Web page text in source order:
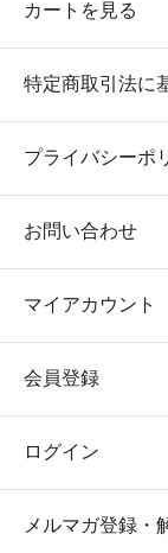
カートを見る
特定商取引法に
プライバシーポ
お問い合わせ
マイアカウント
会員登録
ログイン
メルマガ登録・